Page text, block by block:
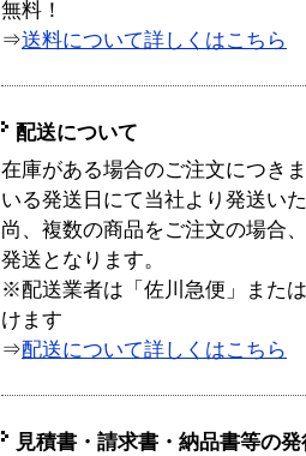
無料！
⇒送料について詳しくはこちら
配送について
在庫がある場合のご注文につき
いる発送日にて当社より発送い
尚、複数の商品をご注文の場合
発送となります。
※配送業者は「佐川急便」また
けます
⇒配送について詳しくはこちら
見積書・請求書・納品書等の